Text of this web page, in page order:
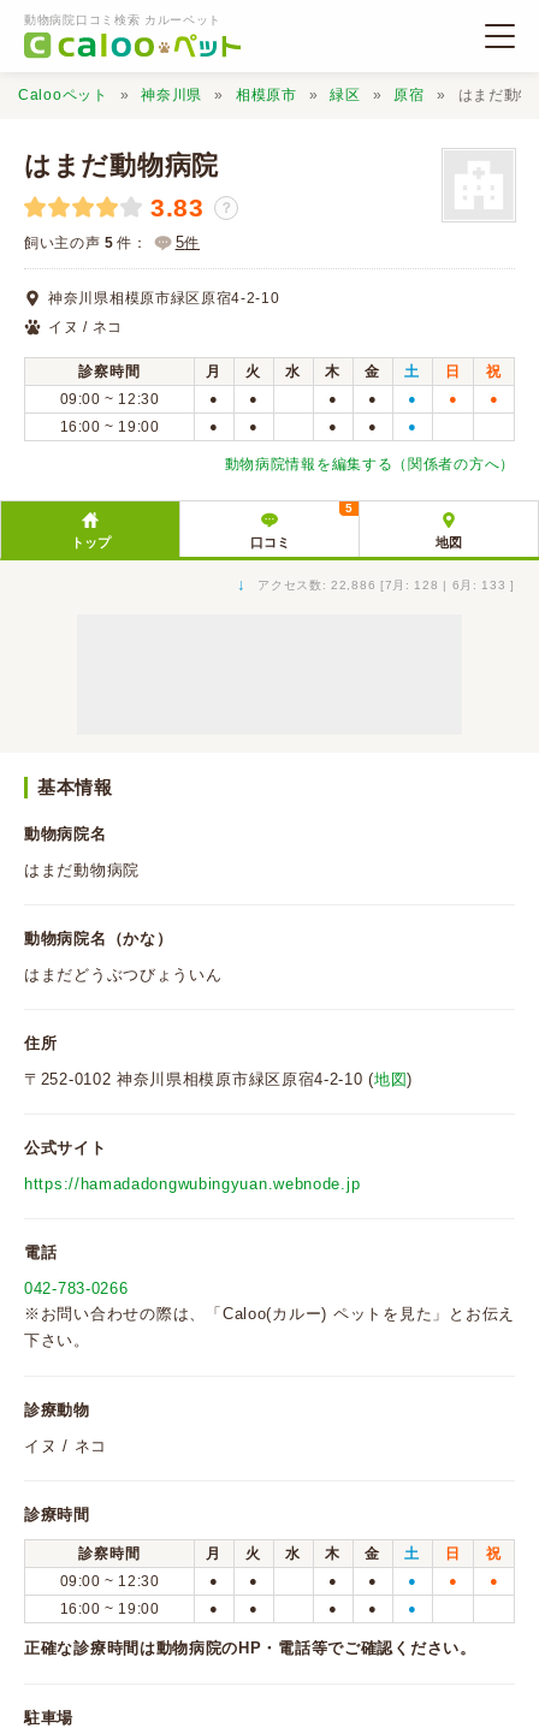
動物病院口コミ検索 カルーペット
動物病院検索
口コミ検索
Calooペットとは？
Calooペット 神奈川県 相模原市 緑区 原宿 はまだ動物
はまだ動物病院
3.83 ？
飼い主の声 5 件： 5件
神奈川県相模原市緑区原宿4-2-10
イヌ / ネコ
診察時間 月 火 水 木 金 土 日
祝
09:00 ~ 12:30
● ● ● ● ● ● ●
16:00 ~ 19:00 ● ● ● ● ●
動物病院情報を編集する（関係者の方へ）
トップ 口コミ
5
地図
↓ アクセス数: 22,886 [7月: 128 | 6月: 133 ]
基本情報
動物病院名
はまだ動物病院
動物病院名（かな）
はまだどうぶつびょういん
住所
〒252-0102 神奈川県相模原市緑区原宿4-2-10 (地図)
公式サイト
https://hamadadongwubingyuan.webnode.jp
電話
042-783-0266
※お問い合わせの際は、「Caloo(カルー) ペットを見た」とお伝え
下さい。
診療動物
イヌ / ネコ
診療時間
診察時間 月 火 水 木 金 土 日
祝
09:00 ~ 12:30
● ● ● ● ● ● ●
16:00 ~ 19:00 ● ● ● ● ●
正確な診療時間は動物病院のHP・電話等でご確認ください。
駐車場